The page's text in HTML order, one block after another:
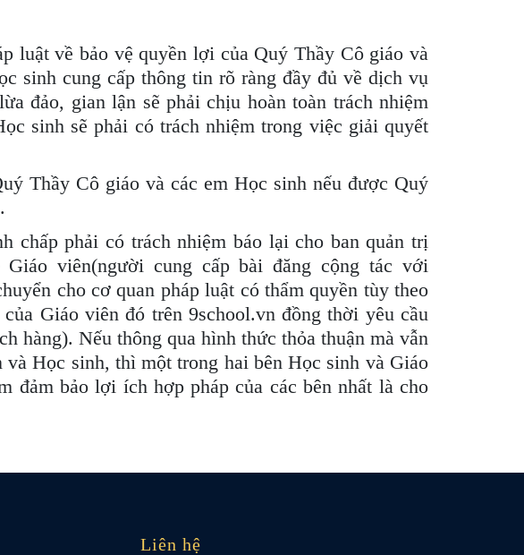
luật về bảo vệ quyền lợi của Quý Thầy Cô giáo và
sinh cung cấp thông tin rõ ràng đầy đủ về dịch vụ
đảo, gian lận sẽ phải chịu hoàn toàn trách nhiệm
sinh sẽ phải có trách nhiệm trong việc giải quyết
Thầy Cô giáo và các em Học sinh nếu được Quý
chấp phải có trách nhiệm báo lại cho ban quản trị
viên(người cung cấp bài đăng cộng tác với
cho cơ quan pháp luật có thẩm quyền tùy theo
Giáo viên đó trên 9school.vn đồng thời yêu cầu
hàng). Nếu thông qua hình thức thỏa thuận mà vẫn
Học sinh, thì một trong hai bên Học sinh và Giáo
đảm bảo lợi ích hợp pháp của các bên nhất là cho
Liên hệ